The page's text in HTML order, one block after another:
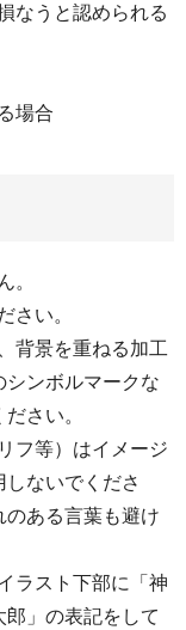
なうと認められる
場合
。
さい。
背景を重ねる加工
シンボルマークな
さい。
フ等）はイメージ
ないでくださ
のある言葉も避け
ラスト下部に「神
」の表記をして